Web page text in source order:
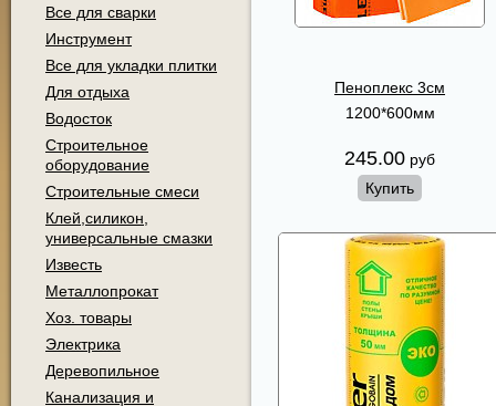
Все для сварки
Инструмент
Все для укладки плитки
Для отдыха
Водосток
Строительное
оборудование
Строительные смеси
Клей,силикон,
универсальные смазки
Известь
Металлопрокат
Хоз. товары
Электрика
Деревопильное
Канализация и
Пеноплекс 3см
1200*600мм
245.00 руб
Купить